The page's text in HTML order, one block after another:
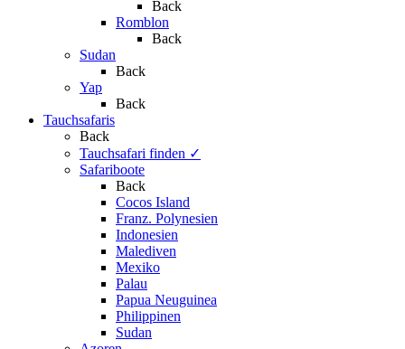
Back
Romblon
Back
Sudan
Back
Yap
Back
Tauchsafaris
Back
Tauchsafari finden ✓
Safariboote
Back
Cocos Island
Franz. Polynesien
Indonesien
Malediven
Mexiko
Palau
Papua Neuguinea
Philippinen
Sudan